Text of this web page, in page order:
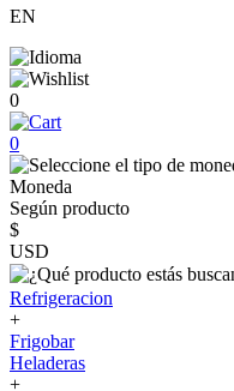
EN
0
0
Moneda
Según producto
$
USD
Refrigeracion
+
Frigobar
Heladeras
+